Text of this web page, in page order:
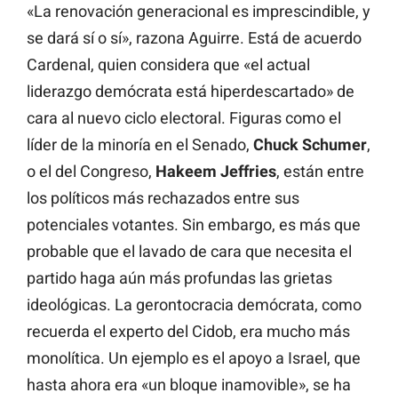
«La renovación generacional es imprescindible, y
se dará sí o sí», razona Aguirre. Está de acuerdo
Cardenal, quien considera que «el actual
liderazgo demócrata está hiperdescartado» de
cara al nuevo ciclo electoral. Figuras como el
líder de la minoría en el Senado, ChuckSchumer,
o el del Congreso, Hakeem Jeffries, están entre
los políticos más rechazados entre sus
potenciales votantes. Sin embargo, es más que
probable que el lavado de cara que necesita el
partido haga aún más profundas las grietas
ideológicas. La gerontocracia demócrata, como
recuerda el experto del Cidob, era mucho más
monolítica. Un ejemplo es el apoyo a Israel, que
hasta ahora era «un bloque inamovible», se ha